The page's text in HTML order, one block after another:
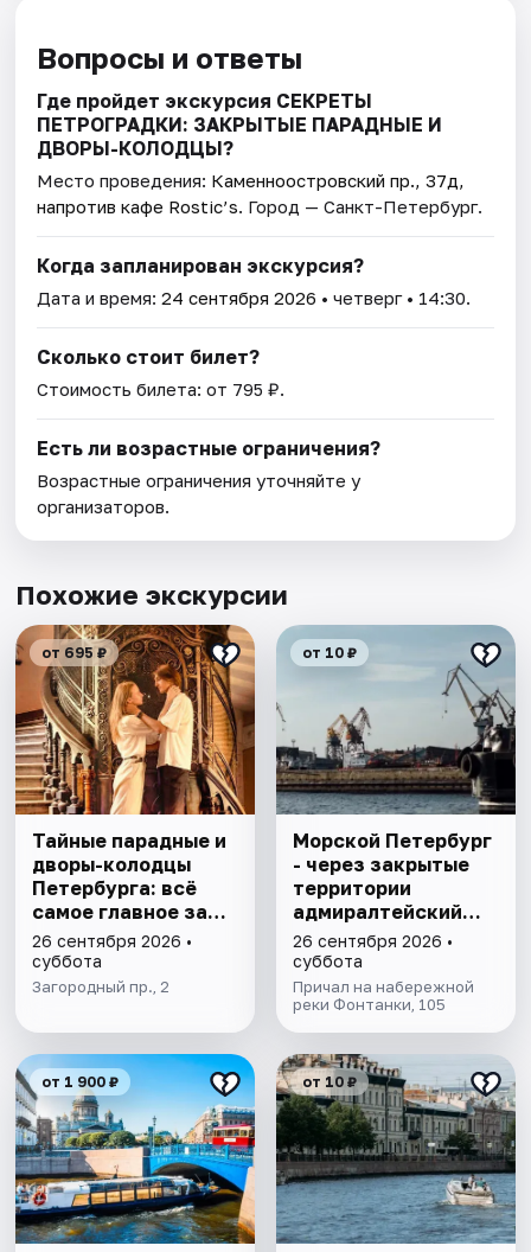
Вопросы и ответы
Где пройдет экскурсия СЕКРЕТЫ
ПЕТРОГРАДКИ: ЗАКРЫТЫЕ ПАРАДНЫЕ И
ДВОРЫ-КОЛОДЦЫ?
Место проведения: Каменноостровский пр., 37д,
напротив кафе Rostic’s. Город — Санкт-Петербург.
Когда запланирован экскурсия?
Дата и время:24 сентября 2026 • четверг • 14:30.
Сколько стоит билет?
Стоимость билета: от 795 ₽.
Есть ли возрастные ограничения?
Возрастные ограничения уточняйте у
организаторов.
Похожие экскурсии
от 695 ₽
Тайные парадные и
дворы-колодцы
Петербурга: всё
самое главное за
1,5 часа
26 сентября 2026 •
суббота
Загородный пр., 2
от 10 ₽
Морской Петербург
- через закрытые
территории
адмиралтейский
верфей
26 сентября 2026 •
суббота
Причал на набережной
реки Фонтанки, 105
от 1 900 ₽ от 10 ₽